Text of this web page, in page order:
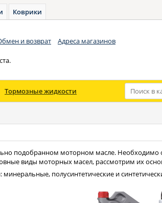
Коврики
и возврат Адреса магазинов
Тормозные жидкости
подобранном моторном масле.
виды моторных масел, рассмотрим их
минеральные, полусинтетические и